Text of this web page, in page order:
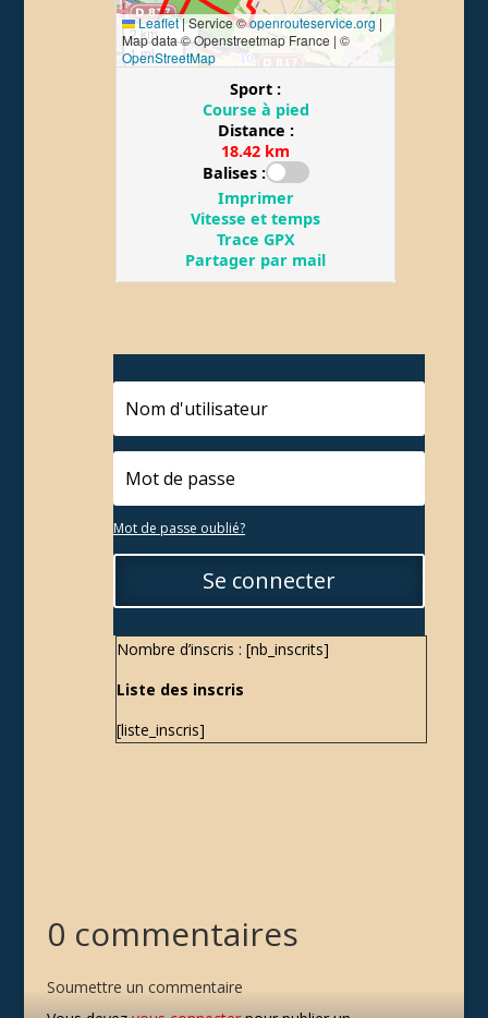
Mot de passe oublié?
Se connecter
Nombre d’inscris : [nb_inscrits]
Liste des inscris
[liste_inscris]
0 commentaires
Soumettre un commentaire